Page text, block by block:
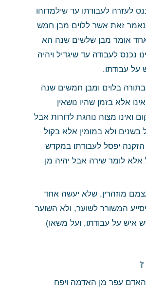
על עבודתו.